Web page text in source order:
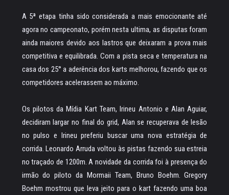
A 5ª etapa tinha sido considerada a mais emocionante até
agora no campeonato, porém nesta ultima, as disputas foram
ainda maiores devido aos lastros que deixaram a prova mais
competitiva e equilibrada. Com a pista seca e temperatura na
casa dos 25° a aderência dos karts melhorou, fazendo que os
competidores acelerassem ao máximo.
Os pilotos da Mídia Kart Team, Irineu Antonio e Alan Aguiar,
decidiram largar no final do grid, Alan se recuperava de lesão
no pulso e Irineu preferiu buscar uma nova estratégia de
corrida. Leonardo Arruda voltou às pistas fazendo sua estreia
no traçado de 1200m. A novidade da corrida foi à presença do
irmão do piloto da Mormaii Team, Bruno Boehm. Gregory
Boehm mostrou que leva jeito para o kart fazendo uma boa